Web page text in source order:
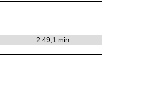
2:49,1 min.